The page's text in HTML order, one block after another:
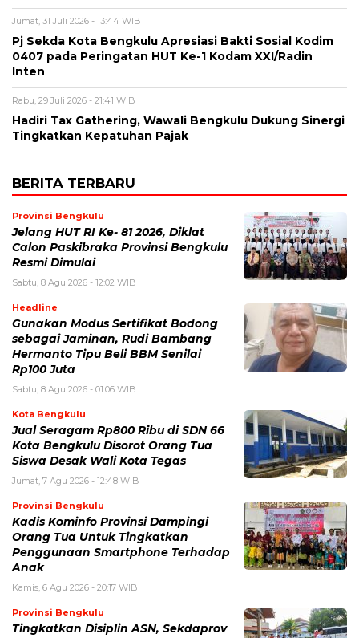
Jumat, 31 Juli 2026 - 13:44 WIB
Pj Sekda Kota Bengkulu Apresiasi Bakti Sosial Kodim
0407 pada Peringatan HUT Ke-1 Kodam XXI/Radin
Inten
Rabu, 29 Juli 2026 - 21:41 WIB
Hadiri Tax Gathering, Wawali Bengkulu Dukung Sinergi
Tingkatkan Kepatuhan Pajak
BERITA TERBARU
Provinsi Bengkulu
Jelang HUT RI Ke- 81 2026, Diklat
Calon Paskibraka Provinsi Bengkulu
Resmi Dimulai
Sabtu, 8 Agu 2026 - 12:02 WIB
Headline
Gunakan Modus Sertifikat Bodong
sebagai Jaminan, Rudi Bambang
Hermanto Tipu Beli BBM Senilai
Rp100 Juta
Sabtu, 8 Agu 2026 - 01:06 WIB
Kota Bengkulu
Jual Seragam Rp800 Ribu di SDN 66
Kota Bengkulu Disorot Orang Tua
Siswa Desak Wali Kota Tegas
Jumat, 7 Agu 2026 - 12:48 WIB
Provinsi Bengkulu
Kadis Kominfo Provinsi Dampingi
Orang Tua Untuk Tingkatkan
Penggunaan Smartphone Terhadap
Anak
Kamis, 6 Agu 2026 - 20:17 WIB
Provinsi Bengkulu
Tingkatkan Disiplin ASN, Sekdaprov